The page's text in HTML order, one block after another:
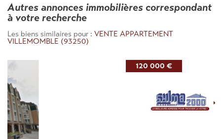
autres annonces immobilières correspondant
à votre recherche
Les biens similaires pour : VENTE APPARTEMENT
VILLEMOMBLE (93250)